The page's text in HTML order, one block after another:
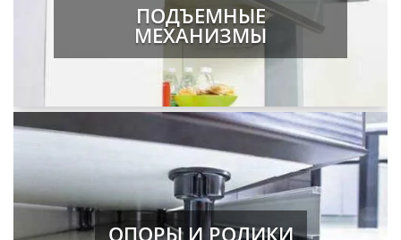
ПОДЪЕМНЫЕ
МЕХАНИЗМЫ
ОПОРЫ И РОЛИКИ